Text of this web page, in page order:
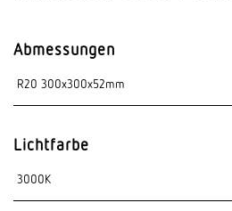
Abmessungen
Lichtfarbe